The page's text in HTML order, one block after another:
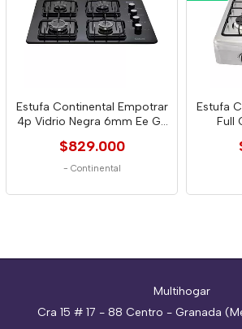
Estufa Continental Empotrar
4p Vidrio Negra 6mm Ee Gn
$829.000
- Continental
Estufa
Full
Multihogar
Cra 15 # 17 - 88 Centro - Granada